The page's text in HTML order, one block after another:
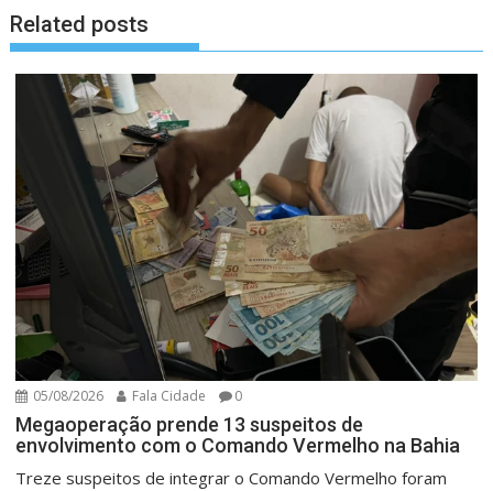
Related posts
05/08/2026 Fala Cidade 0
Megaoperação prende 13 suspeitos de
envolvimento com o Comando Vermelho na Bahia
Treze suspeitos de integrar o Comando Vermelho foram